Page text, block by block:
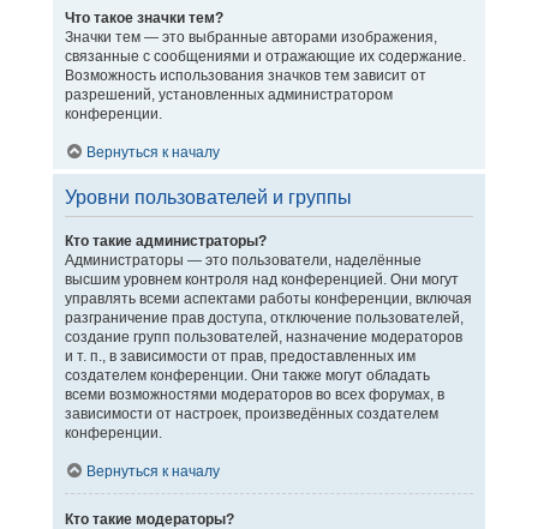
Что такое значки тем?
Значки тем — это выбранные авторами изображения,
связанные с сообщениями и отражающие их содержание.
Возможность использования значков тем зависит от
разрешений, установленных администратором
конференции.
Вернуться к началу
Уровни пользователей и группы
Кто такие администраторы?
Администраторы — это пользователи, наделённые
высшим уровнем контроля над конференцией. Они могут
управлять всеми аспектами работы конференции, включая
разграничение прав доступа, отключение пользователей,
создание групп пользователей, назначение модераторов
и т. п., в зависимости от прав, предоставленных им
создателем конференции. Они также могут обладать
всеми возможностями модераторов во всех форумах, в
зависимости от настроек, произведённых создателем
конференции.
Вернуться к началу
Кто такие модераторы?